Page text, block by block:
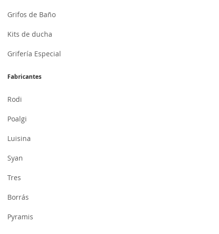
Grifos de Baño
Kits de ducha
Grifería Especial
Fabricantes
Rodi
Poalgi
Luisina
Syan
Tres
Borrás
Pyramis